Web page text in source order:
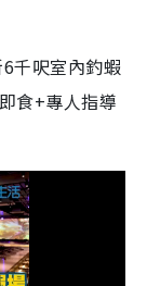
千呎室內釣蝦
食+專人指導